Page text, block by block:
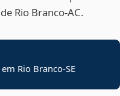
Rio Branco‑AC.
Rio Branco-SE